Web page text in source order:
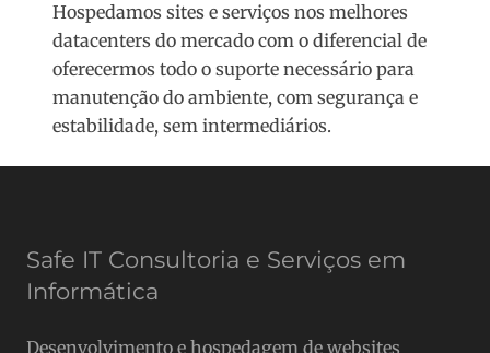
Hospedamos sites e serviços nos melhores
datacenters do mercado com o diferencial de
oferecermos todo o suporte necessário para
manutenção do ambiente, com segurança e
estabilidade, sem intermediários.
Safe IT Consultoria e Serviços em
Informática
Desenvolvimento e hospedagem de websites